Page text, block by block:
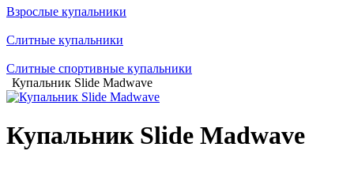
Взрослые купальники
Слитные купальники
Слитные спортивные купальники
Купальник Slide Madwave
Купальник Slide Madwave